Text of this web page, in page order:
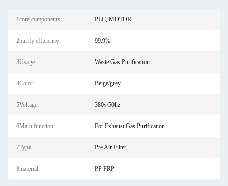
1core components: PLC, MOTOR
2purify efficiency: 99.9%
3Usage: Waste Gas Purification
4Color: Beige/grey
5Voltage: 380v/50hz
6Main function: For Exhaust Gas Purification
7Type: Pre Air Filter
8material: PP FRP